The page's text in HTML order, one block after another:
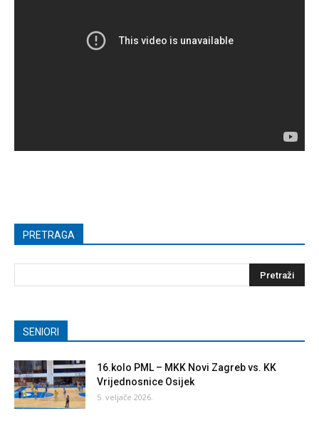
PRETRAGA
SENIORI
16.kolo PML – MKK Novi Zagreb vs. KK
Vrijednosnice Osijek
5. veljače 2026.